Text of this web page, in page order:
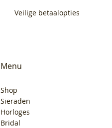
Veilige betaalopties
Menu
Shop
Sieraden
Horloges
Bridal